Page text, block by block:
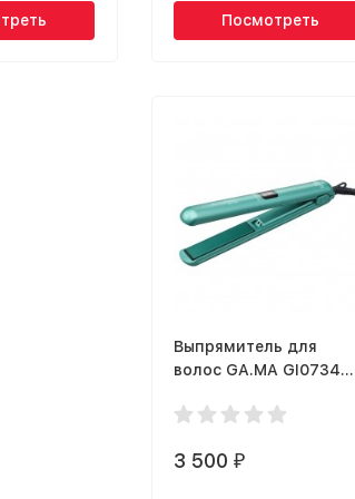
Посмотреть
Выпрямитель для
волос GA.MA GI0734
PLUS 3D
3 500 ₽